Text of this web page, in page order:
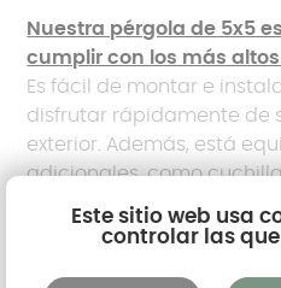
Nuestra pérgola de 5x5
cumplir con los más
Es fácil de montar e
disfrutar rápidamente de
exterior. Además, está
adicionales, como
retráctil, que le permiten
sus necesidades.
Este sitio web usa
controlar las